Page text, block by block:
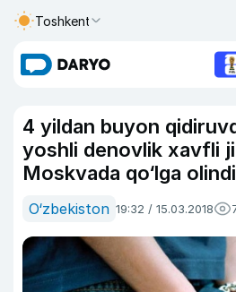
Toshkent
4 yildan buyon
yoshli denovlik xavfli
Moskvada qo‘lga olindi
O‘zbekiston 19:32 / 15.03.2018